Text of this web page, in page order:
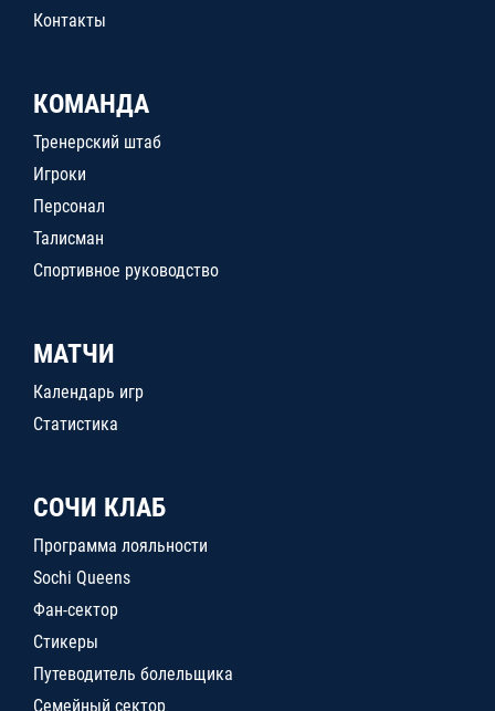
Контакты
КОМАНДА
Тренерский штаб
Игроки
Персонал
Талисман
Спортивное руководство
МАТЧИ
Календарь игр
Статистика
СОЧИ КЛАБ
Программа лояльности
Sochi Queens
Фан-сектор
Стикеры
Путеводитель болельщика
Семейный сектор